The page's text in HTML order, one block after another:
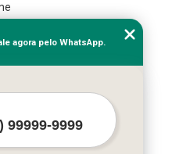
do site
agora pelo WhatsApp.